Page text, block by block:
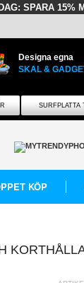
SPARA 15%
Designa egna
SKAL &
SURFPLATTA
KÖP